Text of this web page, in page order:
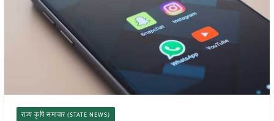
राज्य कृषि समाचार (STATE NEWS)